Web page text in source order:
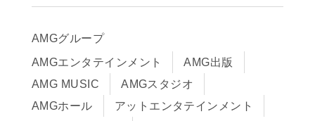
入学までの流れ
学費サポート・各種制度
学費について
Q&A
アクセス
サイトポリシー
在校生・保護者の方へ
卒業生の皆様へ
AMGグループ
AMGエンタテインメント
AMG出版
AMG MUSIC
AMGスタジオ
AMGホール
アットエンタテインメント